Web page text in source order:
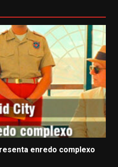
enredo complexo